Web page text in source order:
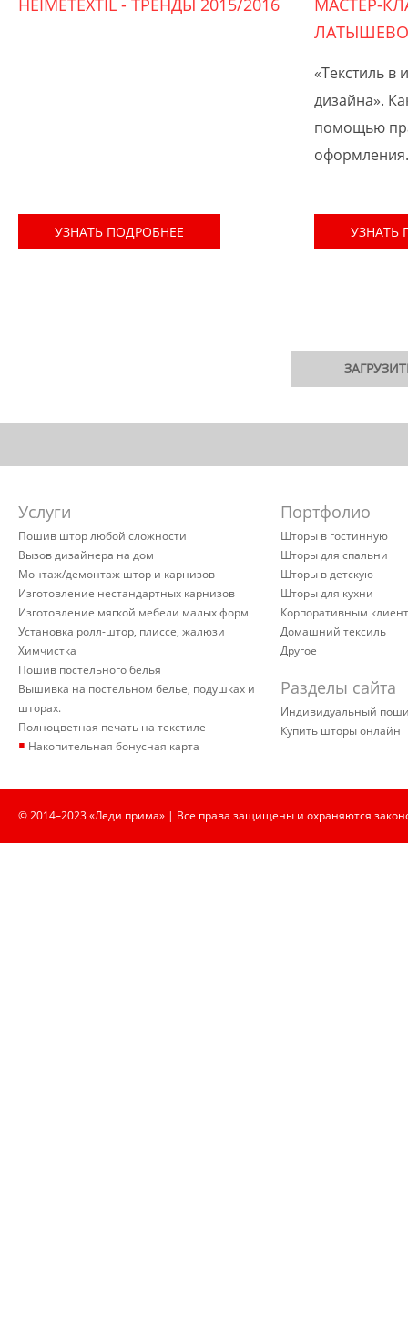
HEIMETEXTIL - ТРЕНДЫ 2015/2016
УЗНАТЬ ПОДРОБНЕЕ
МАСТЕР-
«Текстиль в
дизайна».
помощью
оформления.
УЗНАТЬ
Услуги
Пошив штор любой сложности
Вызов дизайнера на дом
Монтаж/демонтаж штор и карнизов
Изготовление нестандартных карнизов
Изготовление мягкой мебели малых форм
Установка ролл-штор, плиссе, жалюзи
Химчистка
Пошив постельного белья
Вышивка на постельном белье, подушках и
шторах.
Полноцветная печать на текстиле
▪ Накопительная бонусная карта
Портфолио
Шторы в гостинную
Шторы для спальни
Шторы в детскую
Шторы для кухни
Корпоративным
Домашний тексиль
Другое
Разделы сайта
Индивидуальный
Купить шторы онлайн
© 2014–2023 «Леди прима» | Все права защищены и охраняются